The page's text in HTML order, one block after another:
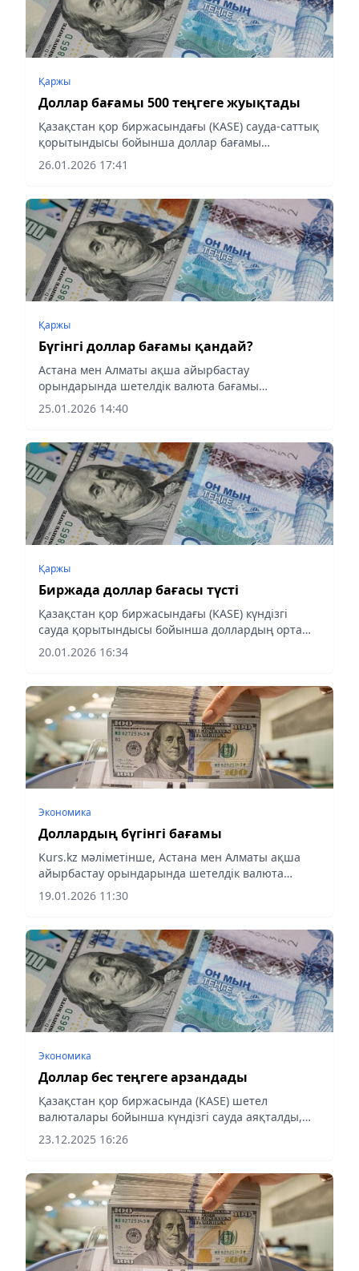
Қаржы
Доллар бағамы 500 теңгеге жуықтады
Қазақстан қор биржасындағы (KASE) сауда-саттық
қорытындысы бойынша доллар бағамы
арзандады, - деп хабарлайды aqshamnews.kz.
26.01.2026 17:41
Қаржы
Бүгінгі доллар бағамы қандай?
Астана мен Алматы ақша айырбастау
орындарында шетелдік валюта бағамы
ұсынылды.
25.01.2026 14:40
Қаржы
Биржада доллар бағасы түсті
Қазақстан қор биржасындағы (KASE) күндізгі
сауда қорытындысы бойынша доллардың орташа
өлшенген бағамы 507,05 теңгені құрап, 2,42
теңгеге түсті, - деп хабарлайды Aqshamnews.kz
20.01.2026 16:34
Экономика
Доллардың бүгінгі бағамы
Kurs.kz мәліметінше, Астана мен Алматы ақша
айырбастау орындарында шетелдік валюта
бағамы ұсынылды.
19.01.2026 11:30
Экономика
Доллар бес теңгеге арзандады
Қазақстан қор биржасында (KASE) шетел
валюталары бойынша күндізгі сауда аяқталды,
деп хабарлайды aqshamnews.kz
23.12.2025 16:26